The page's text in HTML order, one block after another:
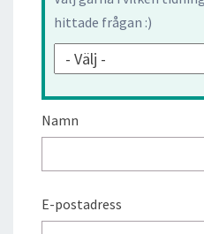
hittade frågan :)
Namn
E-postadress